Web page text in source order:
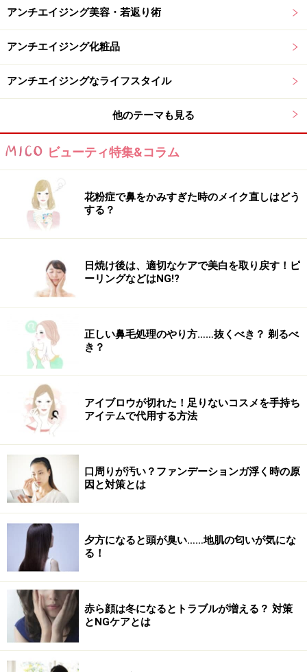
アンチエイジング美容・若返り術
アンチエイジング化粧品
アンチエイジングなライフスタイル
他のテーマも見る
ビューティ特集&コラム
花粉症で鼻をかみすぎた時のメイク直しはどう
する？
日焼け後は、適切なケアで美白を取り戻す！ピ
ーリングなどはNG!?
正しい鼻毛処理のやり方……抜くべき？ 剃るべ
き？
アイブロウが切れた！足りないコスメを手持ち
アイテムで代用する方法
口周りが汚い？ファンデーションガ浮く時の原
因と対策とは
夕方になると頭が臭い……地肌の匂いが気にな
る！
赤ら顔は冬になるとトラブルが増える？ 対策
とNGケアとは